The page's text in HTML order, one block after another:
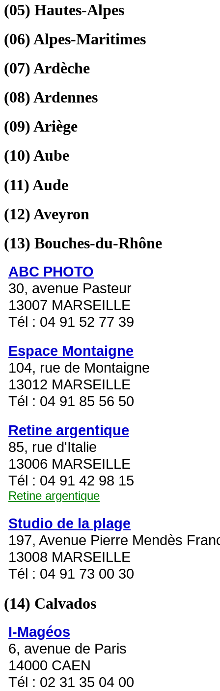
(05) Hautes-Alpes
(06)Alpes-Maritimes
(07)Ardèche
(08)Ardennes
(09)Ariège
(10)Aube
(11)Aude
(12)Aveyron
(13) Bouches-du-Rhône
ABC PHOTO
30, avenue Pasteur
13007 MARSEILLE
Tél : 04 91 52 77 39
Espace Montaigne
104, rue de Montaigne
13012 MARSEILLE
Tél : 04 91 85 56 50
Retine argentique
85, rue d'Italie
13006 MARSEILLE
Tél : 04 91 42 98 15
Retine argentique
Studio de la plage
197, Avenue Pierre Mendès
13008 MARSEILLE
Tél : 04 91 73 00 30
(14) Calvados
I-Magéos
6, avenue de Paris
14000 CAEN
Tél : 02 31 35 04 00